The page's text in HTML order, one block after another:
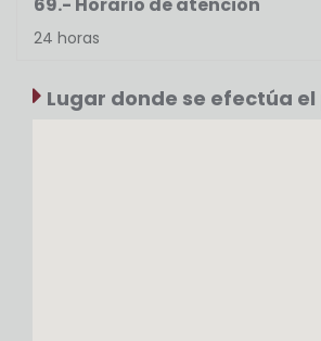
69.- Horario de atención
24 horas
Lugar donde se efectúa